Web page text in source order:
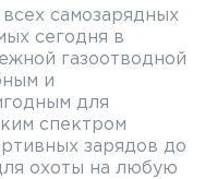
самозарядных
сегодня в
газоотводной
и
для
спектром
зарядов до
охоты на любую